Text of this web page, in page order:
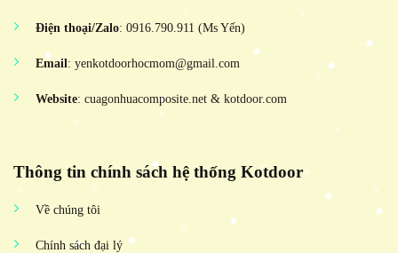
Điện thoại/Zalo: 0916.790.911 (Ms Yến)
Email: yenkotdoorhocmom@gmail.com
Website: cuagonhuacomposite.net & kotdoor.com
Thông tin chính sách hệ thống Kotdoor
Về chúng tôi
Chính sách đại lý